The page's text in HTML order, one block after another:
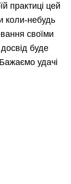
практиці цей
коли-небудь
своїми
буде
удачі